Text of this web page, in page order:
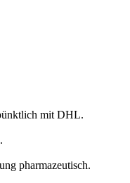
mit DHL.
.
pharmazeutisch.